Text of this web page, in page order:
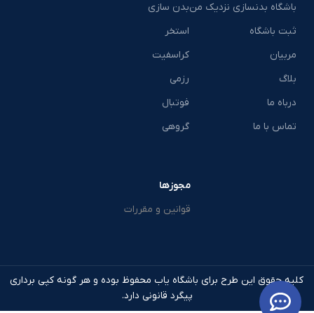
باشگاه بدنسازی نزدیک من
ثبت باشگاه
مربیان
بلاگ
درباه ما
تماس با ما
بدن سازی
استخر
کراسفیت
رزمی
فوتبال
گروهی
مجوزها
قوانین و مقررات
کلیه حقوق این طرح برای باشگاه یاب محفوظ بوده و هر گونه کپی برداری
پیگرد قانونی دارد.